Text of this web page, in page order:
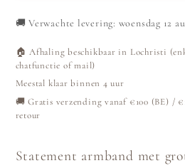
-
Goud
-
Goud
🚚Verwachte levering: woensdag 12
🏠 Afhaling beschikbaar in Lochristi
chatfunctie of mail)
Meestal klaar binnen 4 uur
🚚 Gratis verzending vanaf €100 (BE) /
retour
Statement armband met